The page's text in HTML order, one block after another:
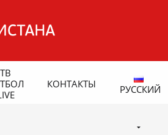
ТВ
КОНТАКТЫ РУССКИЙ